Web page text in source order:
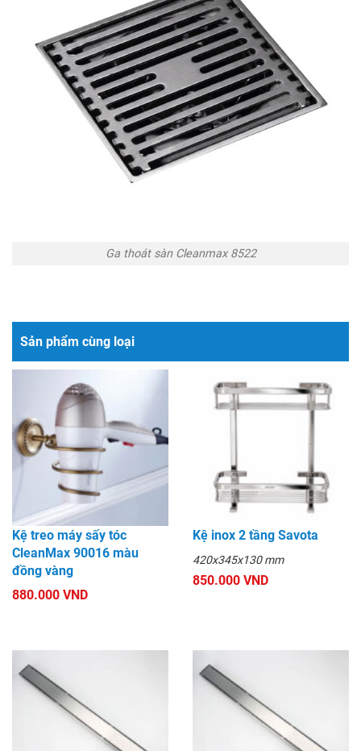
Ga thoát sàn Cleanmax 8522
Sản phẩm cùng loại
Kệ treo máy sấy tóc
CleanMax 90016 màu
đồng vàng
880.000 VND
Kệ inox 2 tầng Savota
420x345x130 mm
850.000 VND